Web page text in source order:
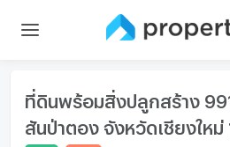
ที่ดินพร้อมสิ่งปลูกสร้าง
สันป่าตอง จังหวัดเชียงใหม่